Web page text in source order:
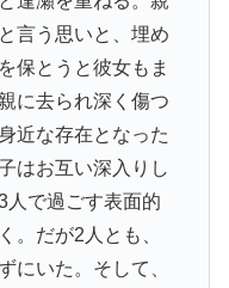
言う思いと、埋め
保とうと彼女もま
に去られ深く傷つ
近な存在となった
はお互い深入りし
人で過ごす表面的
。だが2人とも、
にいた。そして、